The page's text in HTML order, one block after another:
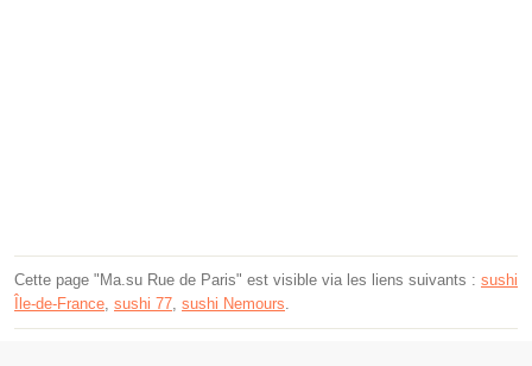
Cette page "Ma.su Rue de Paris" est visible via les liens suivants : sushi
Île-de-France, sushi 77, sushi Nemours.